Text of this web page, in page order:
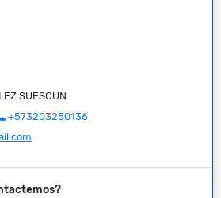
SUESCUN
+573203250136